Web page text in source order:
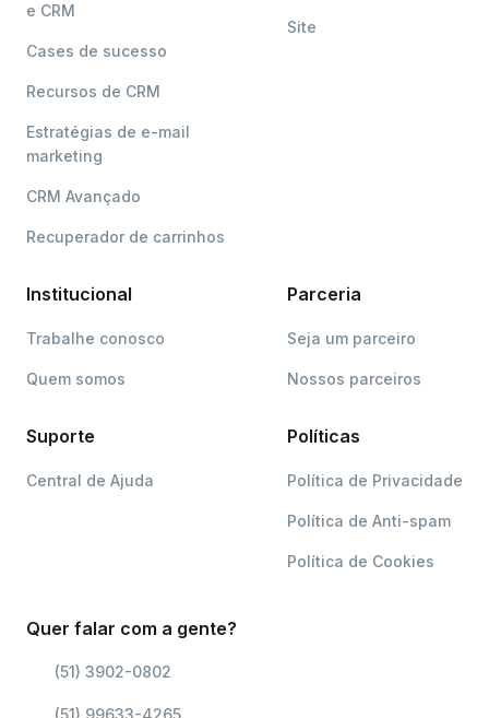
e CRM
Cases de sucesso
Recursos de CRM
Estratégias de e-mail
marketing
CRM Avançado
Recuperador de carrinhos
Site
Institucional
Trabalhe conosco
Quem somos
Parceria
Seja um parceiro
Nossos parceiros
Suporte
Central de Ajuda
Políticas
Política de Privacidade
Política de Anti-spam
Política de Cookies
Quer falar com a gente?
(51) 3902-0802
(51) 99633-4265